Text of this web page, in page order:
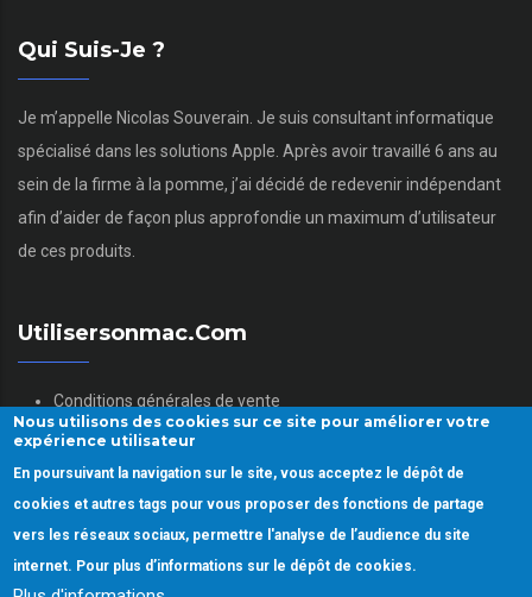
Qui Suis-Je ?
Je m’appelle Nicolas Souverain. Je suis consultant informatique
spécialisé dans les solutions Apple. Après avoir travaillé 6 ans au
sein de la firme à la pomme, j’ai décidé de redevenir indépendant
afin d’aider de façon plus approfondie un maximum d’utilisateur
de ces produits.
Utilisersonmac.com
Conditions générales de vente
Mentions légales
Politique des données personnelles
Gestion des Cookies
Nous utilisons des cookies sur ce site pour améliorer votre
expérience utilisateur
En poursuivant la navigation sur le site, vous acceptez le dépôt de
cookies et autres tags pour vous proposer des fonctions de partage
vers les réseaux sociaux, permettre l'analyse de l’audience du site
internet. Pour plus d’informations sur le dépôt de cookies.